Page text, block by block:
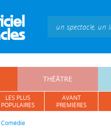
THÉÂTRE
LES PLUS
POPULAIRES
AVANT
PREMIÈRES
Comédie